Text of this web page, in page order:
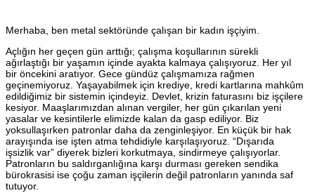
Merhaba, ben metal sektöründe çalışan bir kadın işçiyim.
Açlığın her geçen gün arttığı; çalışma koşullarının sürekli
ağırlaştığı bir yaşamın içinde ayakta kalmaya çalışıyoruz. Her yıl
bir öncekini aratıyor. Gece gündüz çalışmamıza rağmen
geçinemiyoruz. Yaşayabilmek için krediye, kredi kartlarına mahkûm
edildiğimiz bir sistemin içindeyiz. Devlet, krizin faturasını biz işçilere
kesiyor. Maaşlarımızdan alınan vergiler, her gün çıkarılan yeni
yasalar ve kesintilerle elimizde kalan da gasp ediliyor. Biz
yoksullaşırken patronlar daha da zenginleşiyor. En küçük bir hak
arayışında ise işten atma tehdidiyle karşılaşıyoruz. “Dışarıda
işsizlik var” diyerek bizleri korkutmaya, sindirmeye çalışıyorlar.
Patronların bu saldırganlığına karşı durması gereken sendika
bürokrasisi ise çoğu zaman işçilerin değil patronların yanında saf
tutuyor.